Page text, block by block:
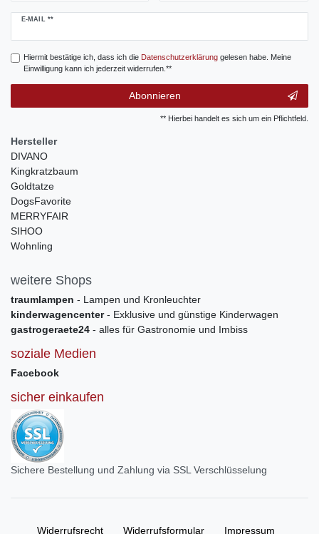
E-MAIL **
Newsletter
Hiermit bestätige ich, dass ich die Daten­schutz­erklärunggelesen habe. Meine
Einwilligung kann ich jederzeit widerrufen.**
Abonnieren
** Hierbei handelt es sich um ein Pflichtfeld.
Hersteller
DIVANO
Kingkratzbaum
Goldtatze
DogsFavorite
MERRYFAIR
SIHOO
Wohnling
weitere Shops
traumlampen - Lampen und Kronleuchter
kinderwagencenter- Exklusive und günstige Kinderwagen
gastrogeraete24 - alles für Gastronomie und Imbiss
soziale Medien
Facebook
sicher einkaufen
Sichere Bestellung und Zahlung via SSL Verschlüsselung
Widerrufs­recht Widerrufs­formular Impressum